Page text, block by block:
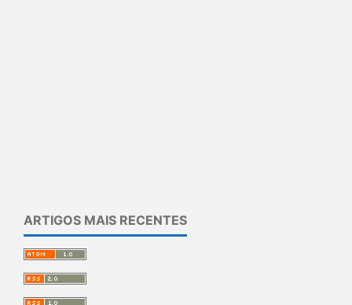
ARTIGOS MAIS RECENTES